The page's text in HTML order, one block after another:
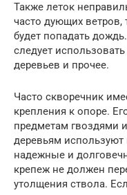
Также леток
часто дующих ветров,
будет попадать
следует
деревьев и прочее.
Часто скворечник
крепления к опоре.
предметам гвоздями
деревьям
надежные и
крепеж не должен
утолщения ствола.